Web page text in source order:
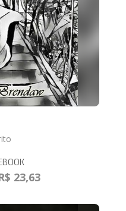
23,63